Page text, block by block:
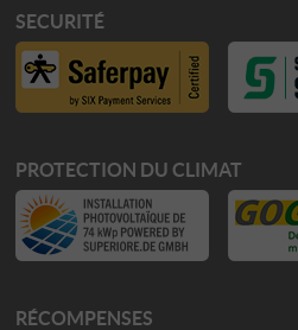
SECURITÉ
PROTECTION DU CLIMAT
RÉCOMPENSES